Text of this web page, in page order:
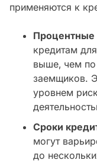
применяются к
Процентные
кредитам
выше‚ чем
заемщиков.
уровнем
Сроки
могут
до